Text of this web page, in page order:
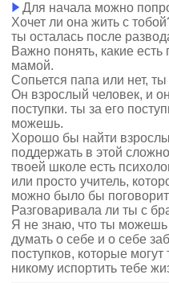
Для начала можно
Хочет ли она жить с
ты осталась после
Важно понять, какие
мамой.
Сопьется папа или нет,
Он взрослый человек, и
поступки. ты за его
можешь.
Хорошо бы найти
поддержать в этой
твоей школе есть
или просто учитель,
можно было бы
Разговаривала ли ты с
Я не знаю, что ты
думать о себе и о себе
поступков, которые
никому испортить тебе